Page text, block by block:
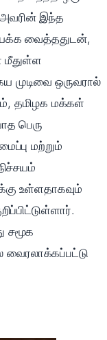
அவரின் இந்த
வைத்ததுடன்,
மீதுள்ள
ஒருவரால்
தமிழக மக்கள்
பெரு
மற்றும்
உள்ளதாகவும்
சமூக